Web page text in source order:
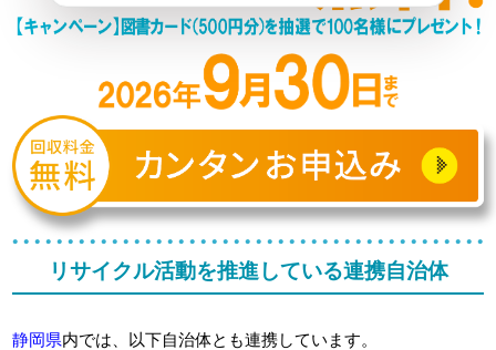
リサイクル活動を推進している連携自治体
静岡県内では、以下自治体とも連携しています。